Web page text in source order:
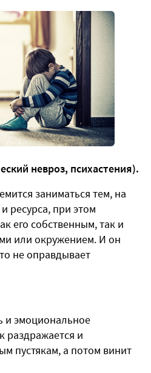
невроз, психастения).
заниматься тем, на
ресурса, при этом
его собственным, так и
или окружением. И он
не оправдывает
и эмоциональное
раздражается и
пустякам, а потом винит